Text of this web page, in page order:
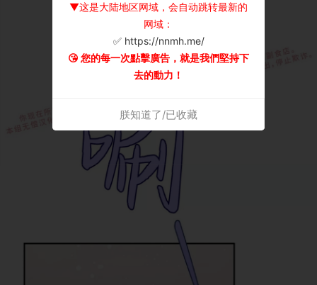
▼这是大陆地区网域，会自动跳转最新的
网域：
✅ https://nnmh.me/
😘 您的每一次點擊廣告，就是我們堅持下
去的動力！
朕知道了/已收藏